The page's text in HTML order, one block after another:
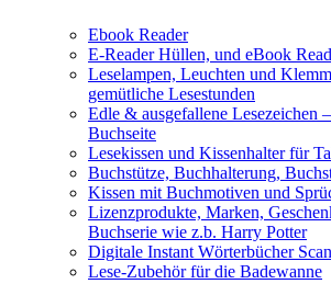
Ebook Reader
E-Reader Hüllen, und eBook
Leselampen, Leuchten und
gemütliche Lesestunden
Edle & ausgefallene Lesezeichen
Buchseite
Lesekissen und Kissenhalter für
Buchstütze, Buchhalterung,
Kissen mit Buchmotiven und
Lizenzprodukte, Marken,
Buchserie wie z.b. Harry Potter
Digitale Instant Wörterbücher
Lese-Zubehör für die Badewanne